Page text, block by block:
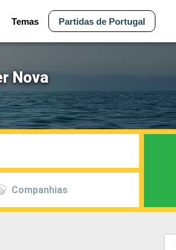
Temas Partidas de Portugal
Nova
Companhias